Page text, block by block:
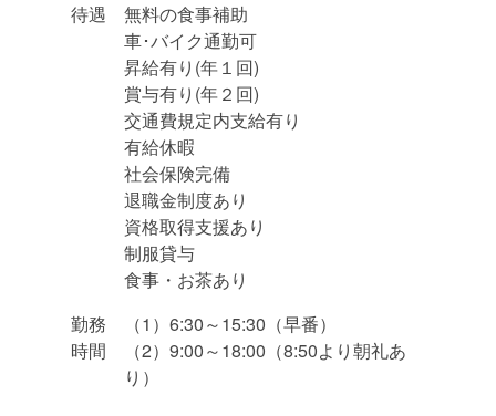
待遇
無料の食事補助
車･バイク通勤可
昇給有り(年１回)
賞与有り(年２回)
交通費規定内支給有り
有給休暇
社会保険完備
退職金制度あり
資格取得支援あり
制服貸与
食事・お茶あり
勤務
時間
（1）6:30～15:30（早番）
（2）9:00～18:00（8:50より朝礼あ
り）